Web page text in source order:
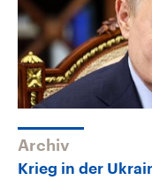
Archiv
Krieg in der